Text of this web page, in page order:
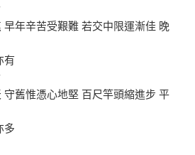
年辛苦受艱難 若交中限運漸佳 晚
有
舊惟憑心地堅 百尺竿頭縮進步 平
多